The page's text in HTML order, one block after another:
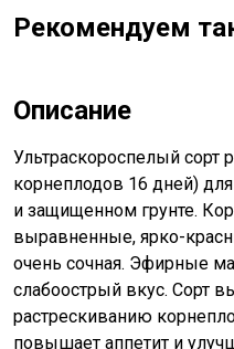
Рекомендуем
Описание
Ультраскороспелый сорт
корнеплодов 16 дней)
и защищенном грунте.
выравненные, ярко-
очень сочная. Эфирные
слабоострый вкус. Сорт
растрескиванию
повышает аппетит и